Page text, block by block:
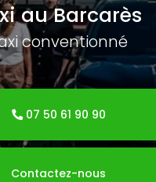
au Barcarès
conventionné
07 50 61 90 90
Contactez-nous